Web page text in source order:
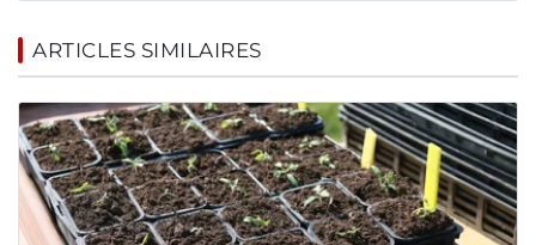
ARTICLES SIMILAIRES